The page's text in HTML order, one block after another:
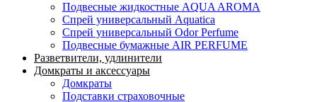
Подвесные жидкостные AQUA AROMA
Спрей универсальный Aquatica
Спрей универсальный Odor Perfume
Подвесные бумажные AIR PERFUME
Разветвители, удлинители
Домкраты и аксессуары
Домкраты
Подставки страховочные